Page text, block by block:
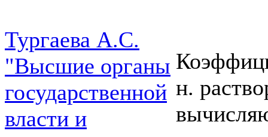
Тургаева А.С.
"Высшие органы
государственной
власти и
н.